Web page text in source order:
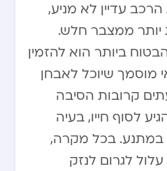
ניסיונות הרכב עדיין לא מניע,
יותר ממצבר חלש.
ביותר הוא להזמין
מוסמך שיוכל לאבחן
קרובות הסיבה
לסוף חייו, בעיה
במתנע. בכל מקרה,
לגרום לנזק